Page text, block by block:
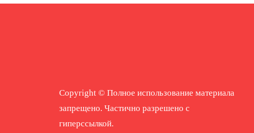
Copyright © Полное использование материала
запрещено. Частично разрешено с
гиперссылкой.